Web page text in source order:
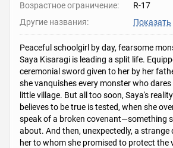
Возрастное ограничение:
R-17
Другие названия:
Показать
Peaceful schoolgirl by day, fearsome
Saya Kisaragi is leading a split life.
ceremonial sword given to her by her
she vanquishes every monster who
little village. But all too soon, Saya's
believes to be true is tested, when she
speak of a broken covenant—something
about. And then, unexpectedly, a strange
her to whom she promised to protect the